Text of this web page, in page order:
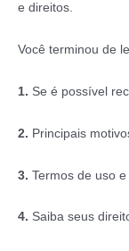
e direitos.
Você terminou de
1. Se é possível
2. Principais
3. Termos de uso
4. Saiba seus